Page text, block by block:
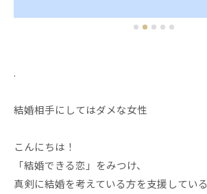
.
結婚相手にしてはダメな女性
こんにちは！
「結婚できる恋」をみつけ、
真剣に結婚を考えている方を支援している